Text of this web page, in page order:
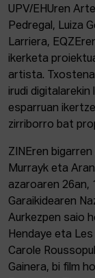
UPV/EHUren
Pedregal, Luiza
Larriera,
ikerketa
artista.
irudi
esparruan
zirriborro bat
ZINEren
Murrayk eta
azaroaren 26an,
Garaikidearen
Aurkezpen saio
Hendaye eta
Carole
Gainera, bi film